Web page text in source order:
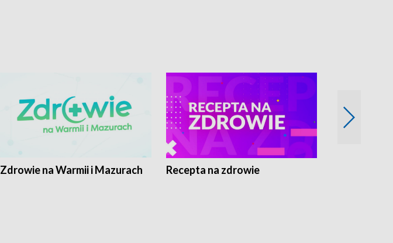
Zdrowie na Warmii i Mazurach Recepta na zdrowie